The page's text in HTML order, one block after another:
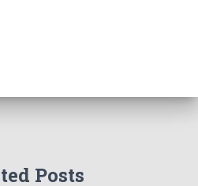
Posts